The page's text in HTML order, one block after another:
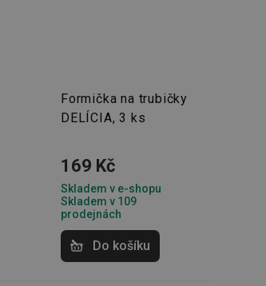
Formička na trubičky
DELÍCIA, 3 ks
169 Kč
Skladem v e-shopu
Skladem v 109
prodejnách
Do košíku